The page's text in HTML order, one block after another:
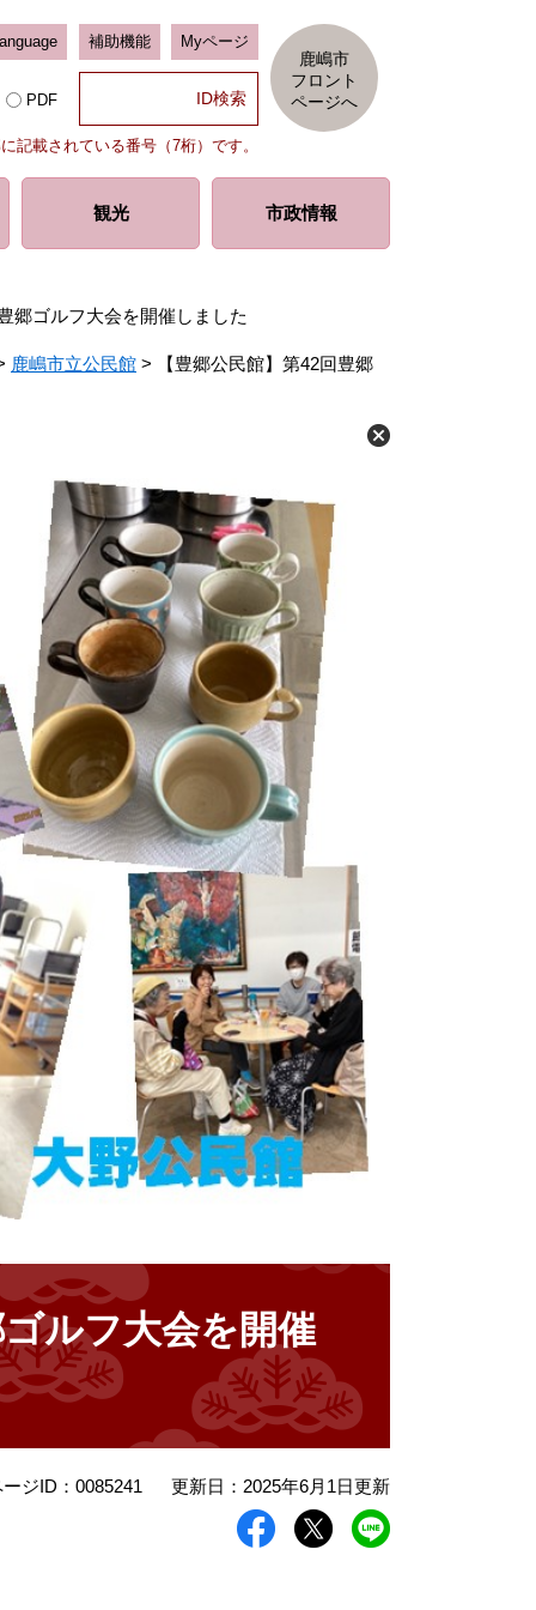
補助機能 Myページ
PDF
記載されている番号（7桁）です。
鹿嶋市
フロント
ページへ
観光 市政情報
郷ゴルフ大会を開催しました
鹿嶋市立公民館 >
【豊郷公民館】第42回豊郷
ルフ大会を開催
ジID：0085241 更新日：2025年6月1日更新